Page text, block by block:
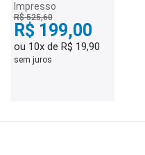
Impresso
R$ 525,60
R$ 199,00
ou 10x de R$ 19,90
sem juros